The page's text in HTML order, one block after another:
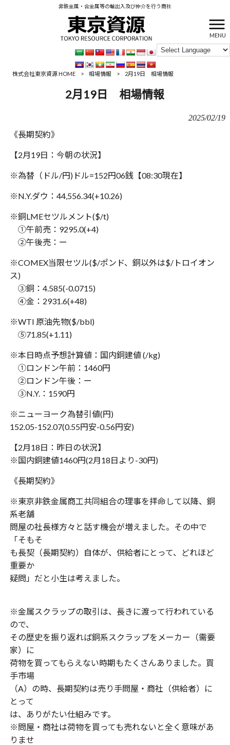
非鉄金属・合金属等の輸出入及び仲介を行う商社
MENU
株式会社東京資源 HOME > 相場情報 > 2月19日 相場情報
2月19日 相場情報
2025/02/19
《長期契約》
【2月19日：今朝の状況】
※為替（ドル/円)ドル=152円06銭【08:30現在】
※N.Y.ダウ：44,556.34(+10.26)
※銅LMEセツルメント($/t)
①午前売：9295.0(+4)
②午後売：ー
※COMEX当限セツル($/ポンド、銅以外は$/トロイオン
ス)
③銅：4.585(-0.0715)
④金：2931.6(+48)
※WTI 原油先物($/bbl)
⑤71.85(+1.11)
※本日時点予想計算値：国内銅建値 (/kg)
①ロンドン午前：1460円
②ロンドン午後：ー
③N.Y.：1590円
※ニューヨーク為替引値(円)
152.05-152.07(0.55円安-0.56円安)
【2月18日：昨日の状況】
※国内銅建値1460円(2月18日より-30円)
《長期契約》
※東京非鉄金属商工共同組合の理事を拝命して以降、銅
系老舗
問屋の社長様方々と話す機会が増えました。その中で
「そもそ
も長契（長期契約）自体が、供給者にとって、どれほど
重要か
疑問」だと小生は考えました。
※金属スクラップの取引は、長きに渡って行われている
ので、
その歴史を振り返れば銅系スクラップをメーカー（需要
家）に
荷物を買ってもらえない時期もたくさんありました。買
手市場
（A）の時、長期契約は売り手問屋・商社（供給者）に
とって
は、ありがたい仕組みです。
※問屋・商社は荷物を買っても売れないと全く意味があ
りませ